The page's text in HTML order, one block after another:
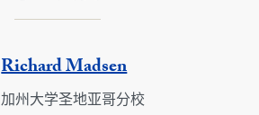
Richard Madsen
加州大学圣地亚哥分校